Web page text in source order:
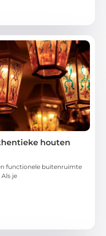
houten
functionele buitenruimte
je